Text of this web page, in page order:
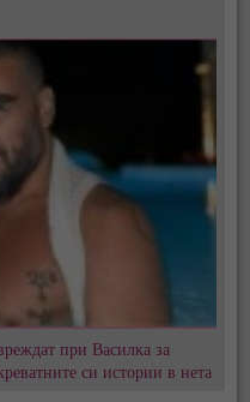
при Василка за
си истории в нета